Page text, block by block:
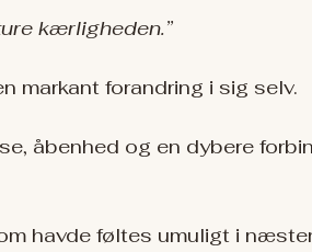
kærligheden.”
markant forandring i sig selv.
åbenhed og en dybere
havde føltes umuligt i